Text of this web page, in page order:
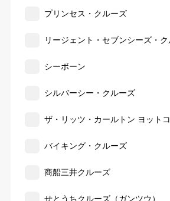
プリンセス・クルーズ
リージェント・セブンシーズ・
シーボーン
シルバーシー・クルーズ
ザ・リッツ・カールトン ヨット
バイキング・クルーズ
商船三井クルーズ
せとうちクルーズ（ガンツウ）